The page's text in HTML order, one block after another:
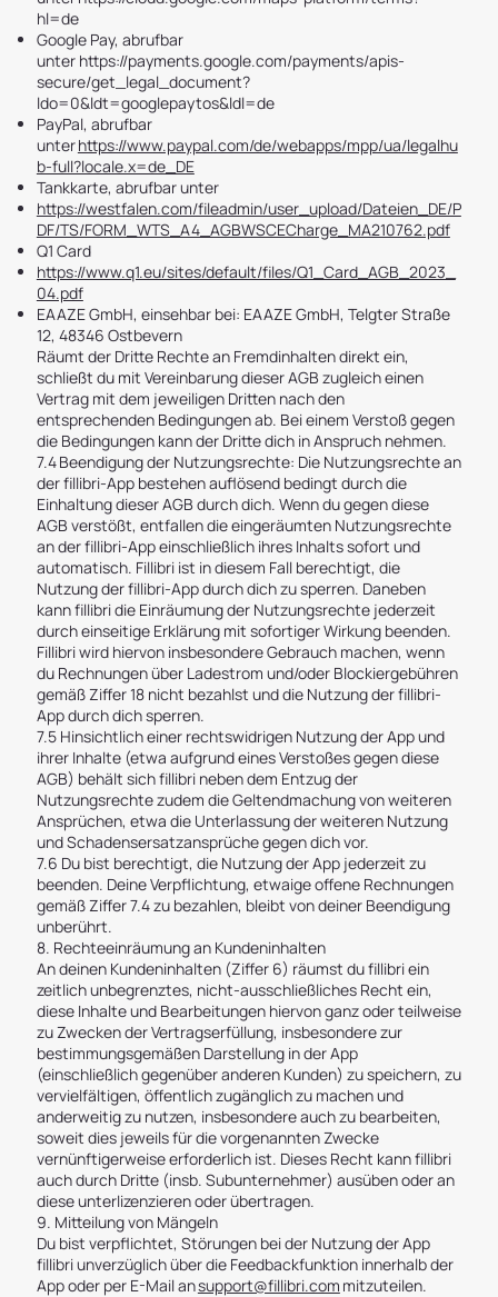
hl=de
Google Pay, abrufbar
unter https://payments.google.com/payments/apis-
secure/get_legal_document?
ldo=0&ldt=googlepaytos&ldl=de
PayPal, abrufbar
unterhttps://www.paypal.com/de/webapps/mpp/ua/legalhu
b-full?locale.x=de_DE
Tankkarte, abrufbar unter
https://westfalen.com/fileadmin/user_upload/Dateien_DE/P
DF/TS/FORM_WTS_A4_AGBWSCECharge_MA210762.pdf
Q1 Card
https://www.q1.eu/sites/default/files/Q1_Card_AGB_2023_
04.pdf
EAAZE GmbH, einsehbar bei: EAAZE GmbH, Telgter Straße
12, 48346 Ostbevern
Räumt der Dritte Rechte an Fremdinhalten direkt ein,
schließt du mit Vereinbarung dieser AGB zugleich einen
Vertrag mit dem jeweiligen Dritten nach den
entsprechenden Bedingungen ab. Bei einem Verstoß gegen
die Bedingungen kann der Dritte dich in Anspruch nehmen.
7.4 Beendigung der Nutzungsrechte: Die Nutzungsrechte an
der fillibri-App bestehen auflösend bedingt durch die
Einhaltung dieser AGB durch dich. Wenn du gegen diese
AGB verstößt, entfallen die eingeräumten Nutzungsrechte
an der fillibri-App einschließlich ihres Inhalts sofort und
automatisch. Fillibri ist in diesem Fall berechtigt, die
Nutzung der fillibri-App durch dich zu sperren. Daneben
kann fillibri die Einräumung der Nutzungsrechte jederzeit
durch einseitige Erklärung mit sofortiger Wirkung beenden.
Fillibri wird hiervon insbesondere Gebrauch machen, wenn
du Rechnungen über Ladestrom und/oder Blockiergebühren
gemäß Ziffer 18 nicht bezahlst und die Nutzung der fillibri-
App durch dich sperren.
7.5 Hinsichtlich einer rechtswidrigen Nutzung der App und
ihrer Inhalte (etwa aufgrund eines Verstoßes gegen diese
AGB) behält sich fillibri neben dem Entzug der
Nutzungsrechte zudem die Geltendmachung von weiteren
Ansprüchen, etwa die Unterlassung der weiteren Nutzung
und Schadensersatzansprüche gegen dich vor.
7.6 Du bist berechtigt, die Nutzung der App jederzeit zu
beenden. Deine Verpflichtung, etwaige offene Rechnungen
gemäß Ziffer 7.4 zu bezahlen, bleibt von deiner Beendigung
unberührt.
8. Rechteeinräumung an Kundeninhalten
An deinen Kundeninhalten (Ziffer 6) räumst du fillibri ein
zeitlich unbegrenztes, nicht-ausschließliches Recht ein,
diese Inhalte und Bearbeitungen hiervon ganz oder teilweise
zu Zwecken der Vertragserfüllung, insbesondere zur
bestimmungsgemäßen Darstellung in der App
(einschließlich gegenüber anderen Kunden) zu speichern, zu
vervielfältigen, öffentlich zugänglich zu machen und
anderweitig zu nutzen, insbesondere auch zu bearbeiten,
soweit dies jeweils für die vorgenannten Zwecke
vernünftigerweise erforderlich ist. Dieses Recht kann fillibri
auch durch Dritte (insb. Subunternehmer) ausüben oder an
diese unterlizenzieren oder übertragen.
9. Mitteilung von Mängeln
Du bist verpflichtet, Störungen bei der Nutzung der App
fillibri unverzüglich über die Feedbackfunktion innerhalb der
App oder per E-Mail ansupport@fillibri.com mitzuteilen.